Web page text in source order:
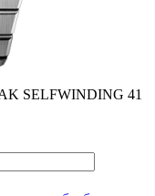
SELFWINDING 41